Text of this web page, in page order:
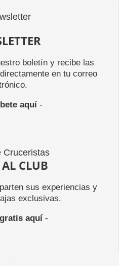
boletín y recibe las
en tu correo
aquí-
CLUB
sus experiencias y
exclusivas.
aquí-